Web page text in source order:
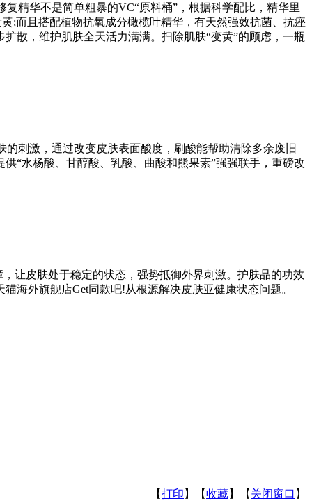
精华不是简单粗暴的VC“原料桶”，根据科学配比，精华里
;而且搭配植物抗氧成分橄榄叶精华，有天然强效抗菌、抗痤
散，维护肌肤全天活力满满。扫除肌肤“变黄”的顾虑，一瓶
刺激，通过改变皮肤表面酸度，刷酸能帮助清除多余废旧
“水杨酸、甘醇酸、乳酸、曲酸和熊果素”强强联手，重磅改
皮肤处于稳定的状态，强势抵御外界刺激。护肤品的功效
海外旗舰店Get同款吧!从根源解决皮肤亚健康状态问题。
【打印 】【收藏】【 关闭窗口 】